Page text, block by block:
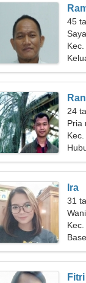
45
24
Pria
Ira
31
Fitri